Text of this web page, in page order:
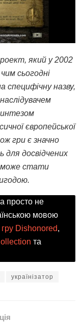
який у 2002
сьогодні
специфічну назву,
європейської
гри є значно
для досвідчених
може стати
просто не
мовою
Dishonored,
та
українізатор